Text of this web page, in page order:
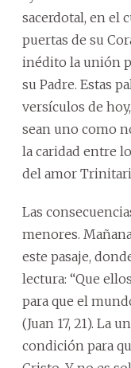
sacerdotal, en el
puertas de su
inédito la unión
su Padre. Estas
versículos de
sean uno como
la caridad entre
del amor
Las
menores.
este pasaje,
lectura: “Que
para que el
(Juan 17, 21). La
condición para